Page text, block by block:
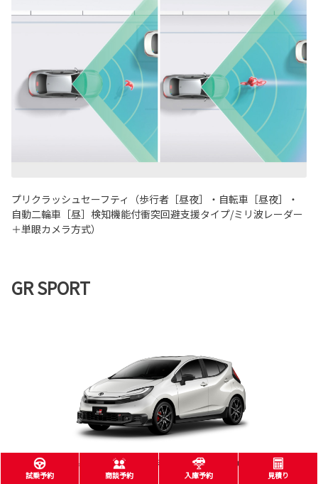
プリクラッシュセーフティ（歩行者［昼夜］・自転車［昼夜］・
自動二輪車［昼］検知機能付衝突回避支援タイプ/ミリ波レーダー
＋単眼カメラ方式）
GR SPORT
■写真はGR SPORT。ボディカラーのプラチナホワイトパールマイカ〈089〉はメー
カーオプション。
試乗予約 商談予約 入庫予約 見積り